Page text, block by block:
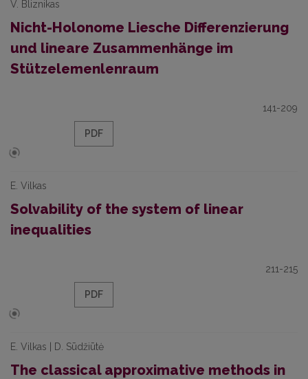
V. Bliznikas
Nicht-Holonome Liesche Differenzierung
und lineare Zusammenhänge im
Stützelemenlenraum
141-209
PDF
E. Vilkas
Solvability of the system of linear
inequalities
211-215
PDF
E. Vilkas | D. Sūdžiūtė
The classical approximative methods in